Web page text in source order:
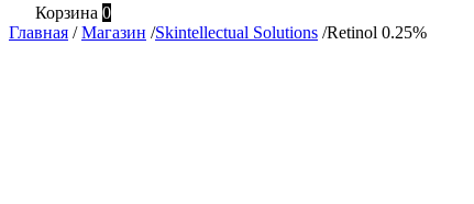
Корзина 0
Главная / Магазин /Skintellectual Solutions /Retinol 0.25%